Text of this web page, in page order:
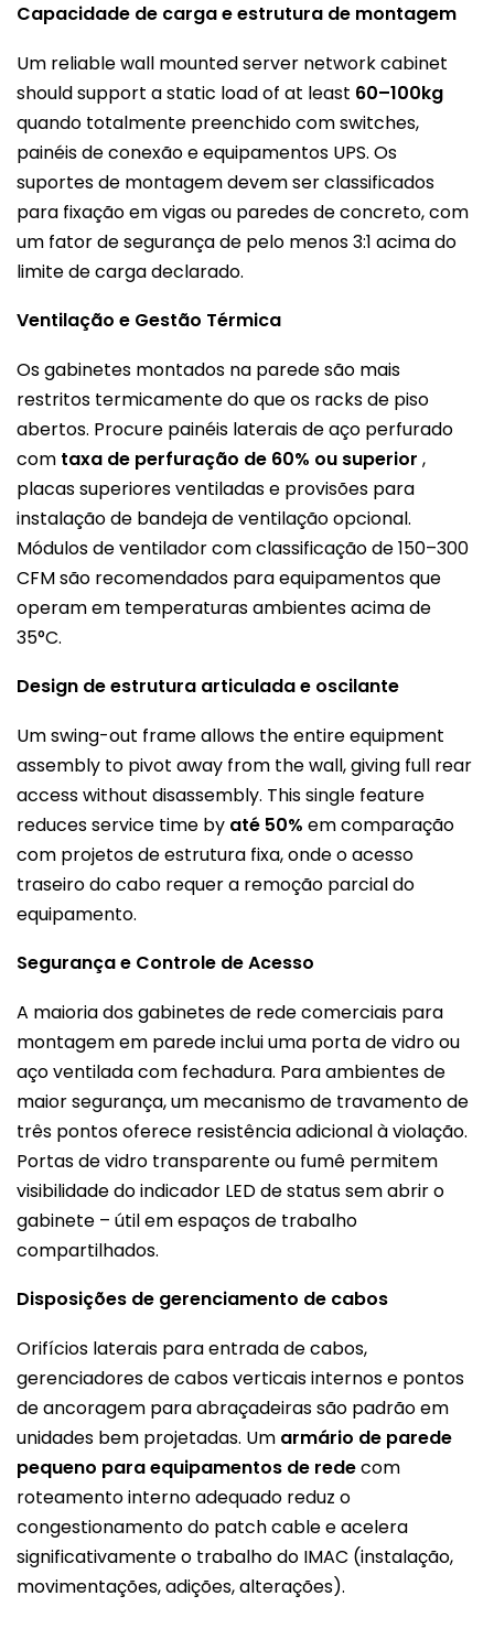
Capacidade de carga e estrutura de montagem
Um reliable wall mounted server network cabinet
should support a static load of at least 60–100kg
quando totalmente preenchido com switches,
painéis de conexão e equipamentos UPS. Os
suportes de montagem devem ser classificados
para fixação em vigas ou paredes de concreto, com
um fator de segurança de pelo menos 3:1 acima do
limite de carga declarado.
Ventilação e Gestão Térmica
Os gabinetes montados na parede são mais
restritos termicamente do que os racks de piso
abertos. Procure painéis laterais de aço perfurado
com taxa de perfuração de 60% ou superior ,
placas superiores ventiladas e provisões para
instalação de bandeja de ventilação opcional.
Módulos de ventilador com classificação de 150–300
CFM são recomendados para equipamentos que
operam em temperaturas ambientes acima de
35°C.
Design de estrutura articulada e oscilante
Um swing-out frame allows the entire equipment
assembly to pivot away from the wall, giving full rear
access without disassembly. This single feature
reduces service time by até 50% em comparação
com projetos de estrutura fixa, onde o acesso
traseiro do cabo requer a remoção parcial do
equipamento.
Segurança e Controle de Acesso
A maioria dos gabinetes de rede comerciais para
montagem em parede inclui uma porta de vidro ou
aço ventilada com fechadura. Para ambientes de
maior segurança, um mecanismo de travamento de
três pontos oferece resistência adicional à violação.
Portas de vidro transparente ou fumê permitem
visibilidade do indicador LED de status sem abrir o
gabinete – útil em espaços de trabalho
compartilhados.
Disposições de gerenciamento de cabos
Orifícios laterais para entrada de cabos,
gerenciadores de cabos verticais internos e pontos
de ancoragem para abraçadeiras são padrão em
unidades bem projetadas. Um armário de parede
pequeno para equipamentos de redecom
roteamento interno adequado reduz o
congestionamento do patch cable e acelera
significativamente o trabalho do IMAC (instalação,
movimentações, adições, alterações).